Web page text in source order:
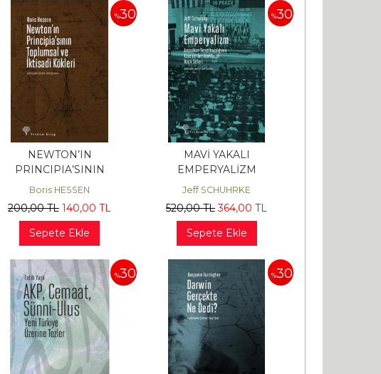
%30
NEWTON’IN
PRINCIPIA’SININ
TOPLUMSAL VE İKTİSADİ
Boris HESSEN
200,00TL 140,00 TL
Sepete Ekle
%30
MAVİ YAKALI
EMPERYALİZM
Jeff SCHUHRKE
520,00TL 364,00 TL
Sepete Ekle
%30 %30